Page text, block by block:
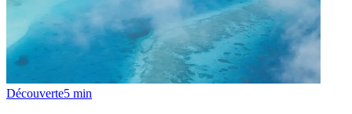
Découverte5 min